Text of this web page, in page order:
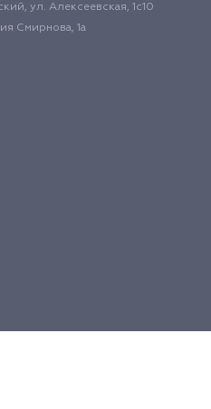
ул. Алексеевская, 1с10
Смирнова, 1а